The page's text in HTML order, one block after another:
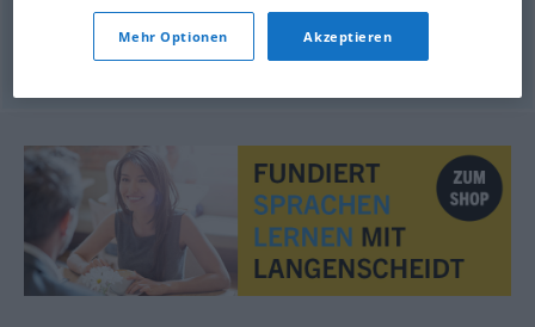
rein (ugs.),schlicht,durchaus,direkt
Mehr Optionen Akzeptieren